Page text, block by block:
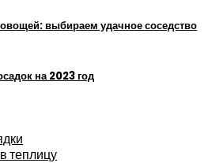
выбираем удачное соседство
на 2023 год
теплицу